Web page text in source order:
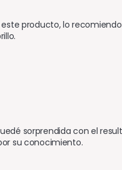
producto, lo
sorprendida con el
su conocimiento.